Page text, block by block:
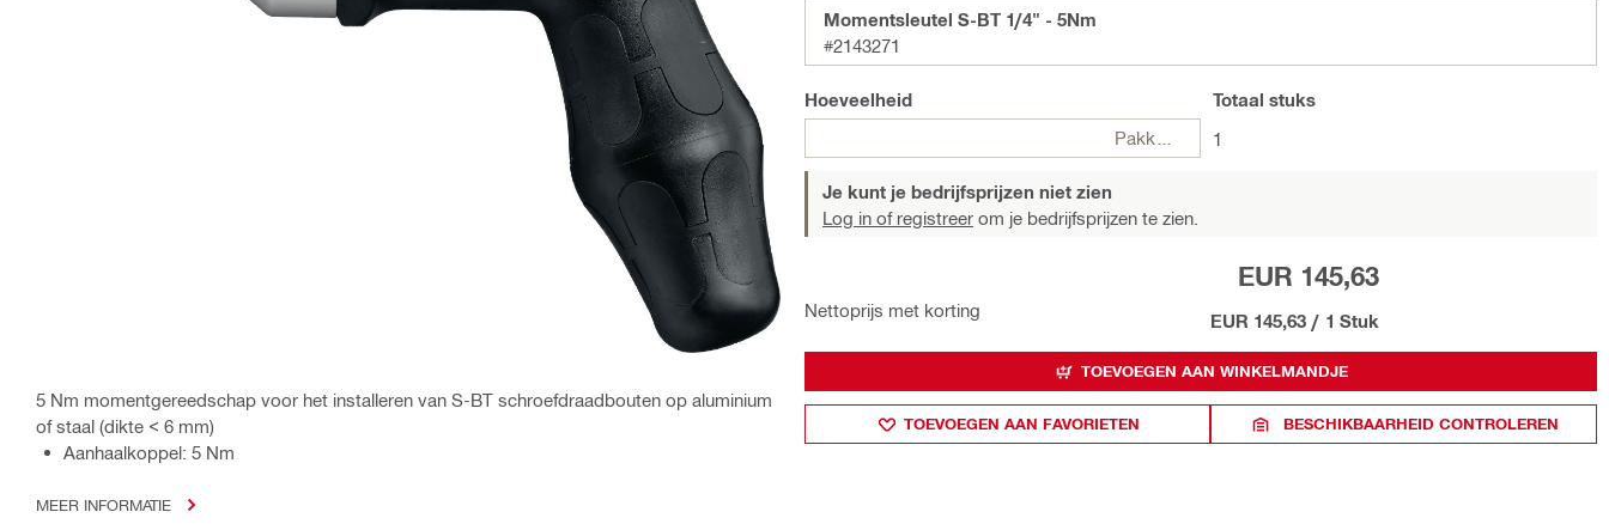
5 Nm momentgereedschap voor het installeren van S-BT schroefdraadbouten op aluminium
of staal (dikte < 6 mm)
Aanhaalkoppel: 5 Nm
MEER INFORMATIE
Momentsleutel S-BT 1/4" - 5Nm
#2143271
Hoeveelheid
Pakketten
Totaal stuks
1
Je kunt je bedrijfsprijzen niet zien
Log in of registreer om je bedrijfsprijzen te zien.
Nettoprijs met korting
EUR 145,63
EUR 145,63 / 1 Stuk
TOEVOEGEN AAN WINKELMANDJE
TOEVOEGEN AAN FAVORIETEN BESCHIKBAARHEID CONTROLEREN